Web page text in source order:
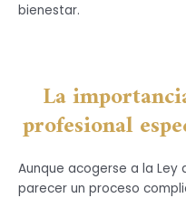
bienestar.
La
profesional
Aunque acogerse a la Ley
parecer un proceso